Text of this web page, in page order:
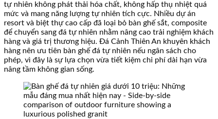
tự nhiên không phát thải hóa chất, không hấp thụ nhiệt quá
mức và mang năng lượng tự nhiên tích cực. Nhiều dự án
resort và biệt thự cao cấp đã loại bỏ bàn ghế sắt, composite
để chuyển sang đá tự nhiên nhằm nâng cao trải nghiệm khách
hàng và giá trị thương hiệu. Đá Cảnh Thiên An khuyên khách
hàng nên ưu tiên bàn ghế đá tự nhiên nếu ngân sách cho
phép, vì đây là sự lựa chọn vừa tiết kiệm chi phí dài hạn vừa
nâng tầm không gian sống.